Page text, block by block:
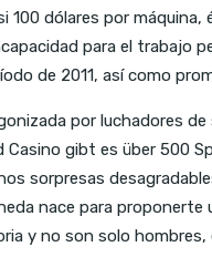
100 dólares por
para el
de 2011, así como
por luchadores
gibt es über 500
sorpresas
nace para
y no son solo